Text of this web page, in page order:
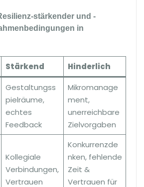
stärkender und -
in
Stärkend Hinderlich
Gestaltungss
pielräume,
echtes
Feedback
Mikromanage
ment,
unerreichbare
Zielvorgaben
Kollegiale
Verbindungen,
Vertrauen
Konkurrenzde
nken, fehlende
Zeit &
Vertrauen für